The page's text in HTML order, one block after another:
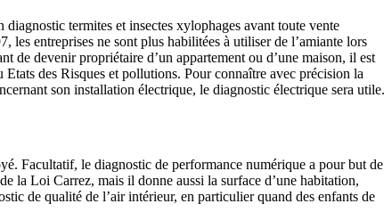
diagnostic termites et insectes xylophages avant toute vente
les entreprises ne sont plus habilitées à utiliser de l’amiante lors
de devenir propriétaire d’un appartement ou d’une maison, il est
des Risques et pollutions. Pour connaître avec précision la
son installation électrique, le diagnostic électrique sera utile.
Facultatif, le diagnostic de performance numérique a pour but de
la Loi Carrez, mais il donne aussi la surface d’une habitation,
de qualité de l’air intérieur, en particulier quand des enfants de